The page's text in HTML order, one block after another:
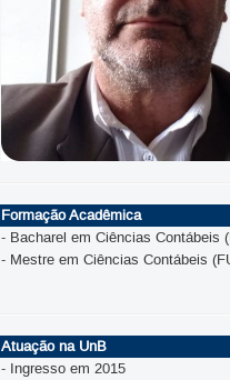
Formação Acadêmica
- Bacharel em Ciências Contábeis
- Mestre em Ciências Contábeis
Atuação na UnB
- Ingresso em 2015